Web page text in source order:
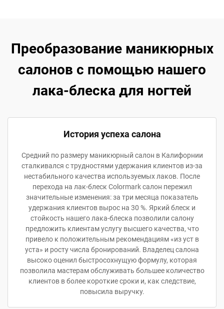
Преобразование маникюрных
салонов с помощью нашего
лака-блеска для ногтей
История успеха салона
Средний по размеру маникюрный салон в Калифорнии
сталкивался с трудностями удержания клиентов из-за
нестабильного качества используемых лаков. После
перехода на лак-блеск Colormark салон пережил
значительные изменения: за три месяца показатель
удержания клиентов вырос на 30 %. Яркий блеск и
стойкость нашего лака-блеска позволили салону
предложить клиентам услугу высшего качества, что
привело к положительным рекомендациям «из уст в
уста» и росту числа бронирований. Владелец салона
высоко оценил быстросохнущую формулу, которая
позволила мастерам обслуживать большее количество
клиентов в более короткие сроки и, как следствие,
повысила выручку.